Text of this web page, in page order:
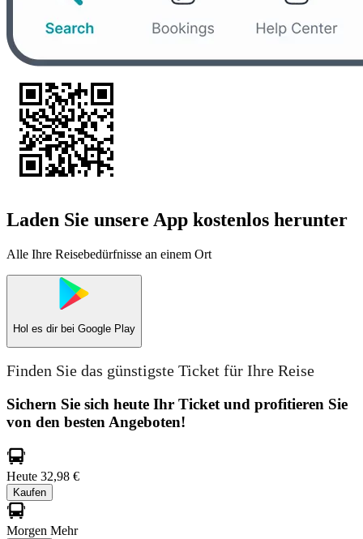
Laden Sie unsere App kostenlos herunter
Alle Ihre Reisebedürfnisse an einem Ort
Hol es dir bei Google Play
Finden Sie das günstigste Ticket für Ihre Reise
Sichern Sie sich heute Ihr Ticket und profitieren Sie
von den besten Angeboten!
Heute 32,98 €
Kaufen
Morgen Mehr